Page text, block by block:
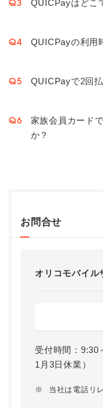
Q3 QUICPayはどこ
Q4 QUICPayの利用
Q5 QUICPayで2回
Q6
家族会員カード
か？
お問合せ
オリコモバイル
受付時間：9:30
1月3日休業）
※ 当社は電話リ